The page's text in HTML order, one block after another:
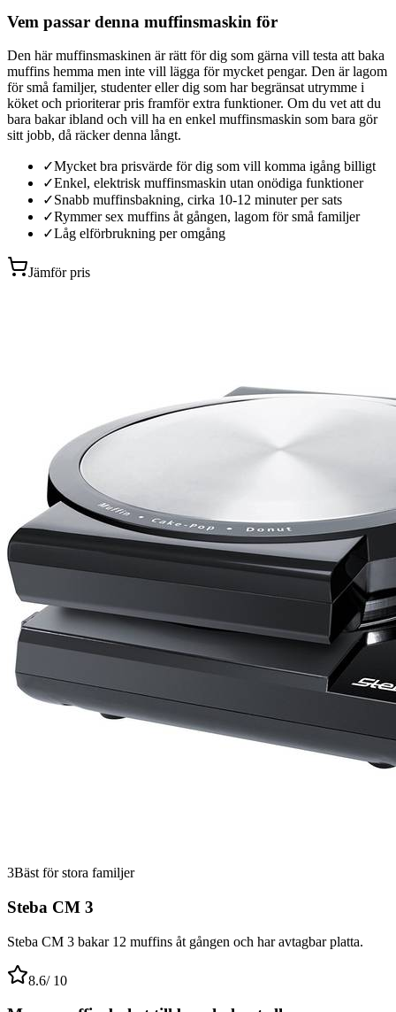
Vem passar denna muffinsmaskin för
Den här muffinsmaskinen är rätt för dig som gärna vill testa att baka
muffins hemma men inte vill lägga för mycket pengar. Den är lagom
för små familjer, studenter eller dig som har begränsat utrymme i
köket och prioriterar pris framför extra funktioner. Om du vet att du
bara bakar ibland och vill ha en enkel muffinsmaskin som bara gör
sitt jobb, då räcker denna långt.
✓Mycket bra prisvärde för dig som vill komma igång billigt
✓Enkel, elektrisk muffinsmaskin utan onödiga funktioner
✓Snabb muffinsbakning, cirka 10-12 minuter per sats
✓Rymmer sex muffins åt gången, lagom för små familjer
✓Låg elförbrukning per omgång
Jämför pris
3Bäst för stora familjer
Steba CM 3
Steba CM 3 bakar 12 muffins åt gången och har avtagbar platta.
8.6/ 10